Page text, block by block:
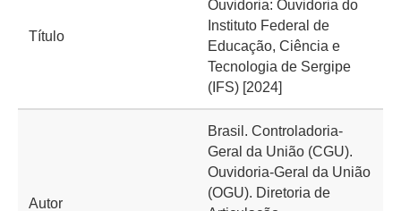
Título
Ouvidoria: Ouvidoria do
Instituto Federal de
Educação, Ciência e
Tecnologia de Sergipe
(IFS) [2024]
Autor
Brasil. Controladoria-
Geral da União (CGU).
Ouvidoria-Geral da União
(OGU). Diretoria de